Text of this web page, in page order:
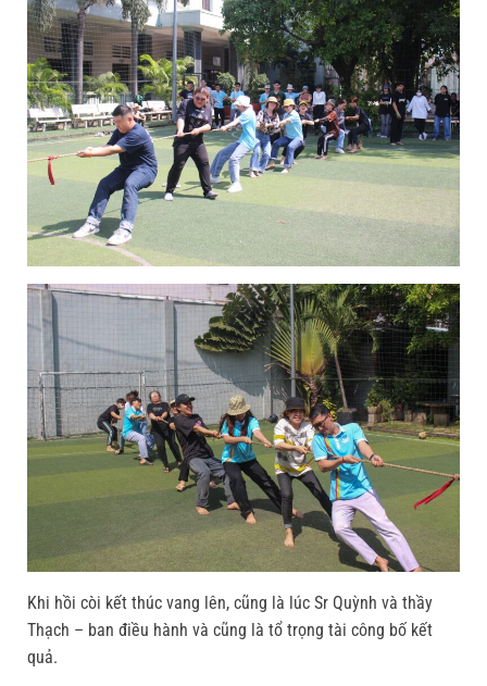
Khi hồi còi kết thúc vang lên, cũng là lúc Sr Quỳnh và thầy
Thạch – ban điều hành và cũng là tổ trọng tài công bố kết
quả.